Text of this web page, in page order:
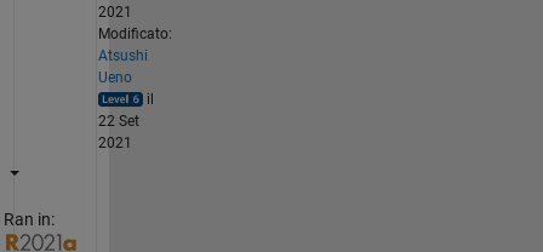
2021
Modificato:
Atsushi
Ueno
il
22 Set
2021
Ran in: